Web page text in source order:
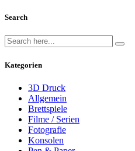
Search
Kategorien
3D Druck
Allgemein
Brettspiele
Filme / Serien
Fotografie
Konsolen